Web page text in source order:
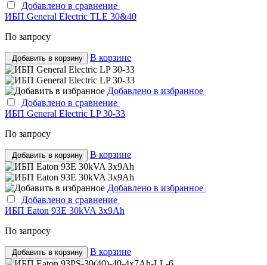
Добавлено в сравнение
ИБП General Electric TLE 30&40
По запросу
Добавить в корзину В корзине
Добавлено в избранное
Добавлено в сравнение
ИБП General Electric LP 30-33
По запросу
Добавить в корзину В корзине
Добавлено в избранное
Добавлено в сравнение
ИБП Eaton 93E 30kVA 3x9Ah
По запросу
Добавить в корзину В корзине